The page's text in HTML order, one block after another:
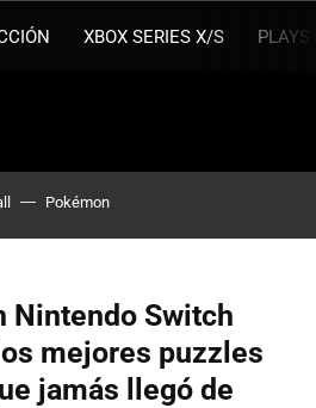
XBOX SERIES X/S
Pokémon
Nintendo Switch
mejores puzzles
jamás llegó de